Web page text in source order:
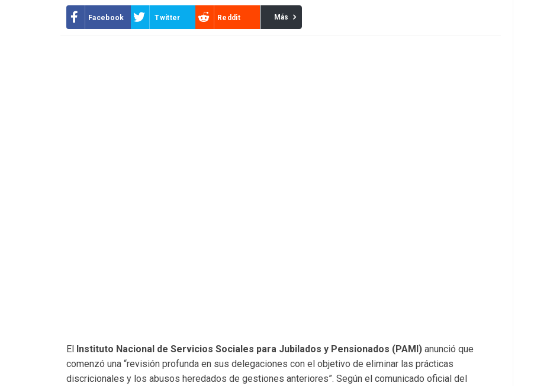
Facebook Twitter Reddit Más
El Instituto Nacional de Servicios Sociales para Jubilados y Pensionados (PAMI) anunció que
comenzó una “revisión profunda en sus delegaciones con el objetivo de eliminar las prácticas
discricionales y los abusos heredados de gestiones anteriores”. Según el comunicado oficial del